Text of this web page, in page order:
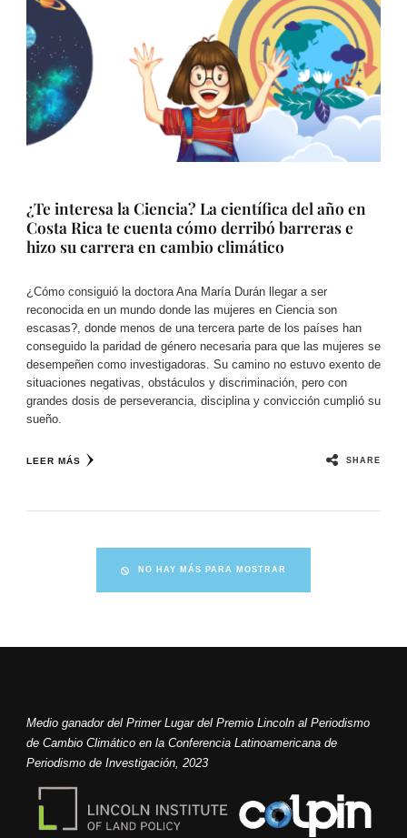
¿Te interesa la Ciencia? La científica del año en
Costa Rica te cuenta cómo derribó barreras e
hizo su carrera en cambio climático
¿Cómo consiguió la doctora Ana María Durán llegar a ser
reconocida en un mundo donde las mujeres en Ciencia son
escasas?, donde menos de una tercera parte de los países han
conseguido la paridad de género necesaria para que las mujeres se
desempeñen como investigadoras. Su camino no estuvo exento de
situaciones negativas, obstáculos y discriminación, pero con
grandes dosis de perseverancia, disciplina y convicción cumplió su
sueño.
LEER MÁS SHARE
NO HAY MÁS PARA MOSTRAR
Medio ganador del Primer Lugar del Premio Lincoln al Periodismo
de Cambio Climático en la Conferencia Latinoamericana de
Periodismo de Investigación, 2023